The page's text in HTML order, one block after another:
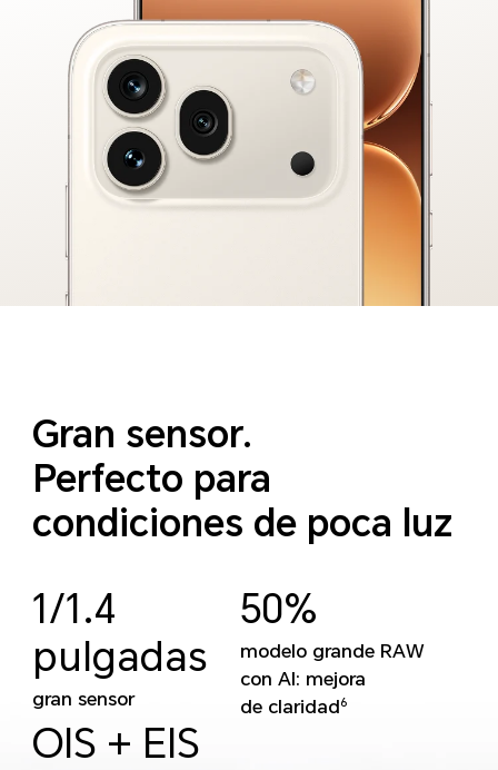
Gran sensor.
Perfecto para
condiciones de poca luz
1/1.4
pulgadas
gran sensor
50%
modelo grande RAW
con AI: mejora
de claridad6
OIS + EIS